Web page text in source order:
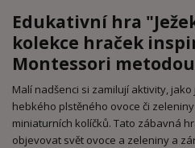
Edukativní hra
kolekce hraček
Montessori
Malí nadšenci si zamilují aktivity,
hebkého plstěného ovoce či
miniaturních kolíčků. Tato zábavná
objevovat svět ovoce a zeleniny a